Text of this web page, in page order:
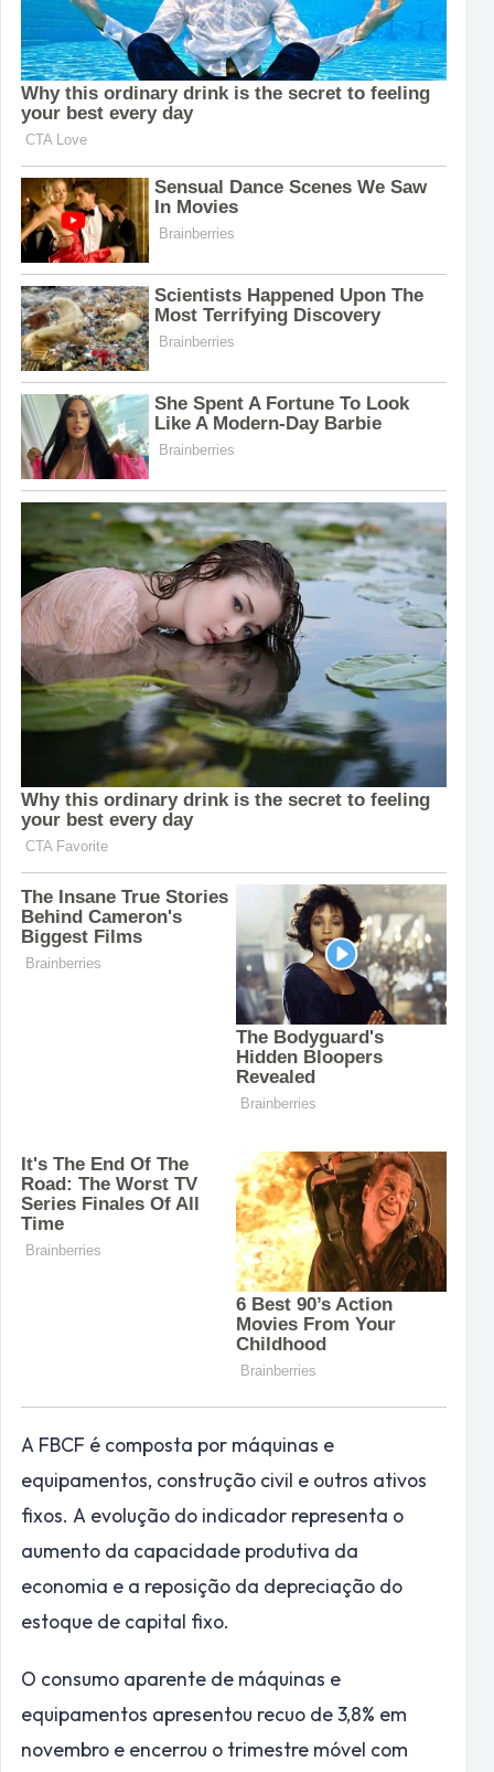
A FBCF é composta por máquinas e
equipamentos, construção civil e outros ativos
fixos. A evolução do indicador representa o
aumento da capacidade produtiva da
economia e a reposição da depreciação do
estoque de capital fixo.
O consumo aparente de máquinas e
equipamentos apresentou recuo de 3,8% em
novembro e encerrou o trimestre móvel com